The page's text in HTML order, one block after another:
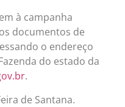
à campanha
documentos de
o endereço
do estado da
.
de Santana.